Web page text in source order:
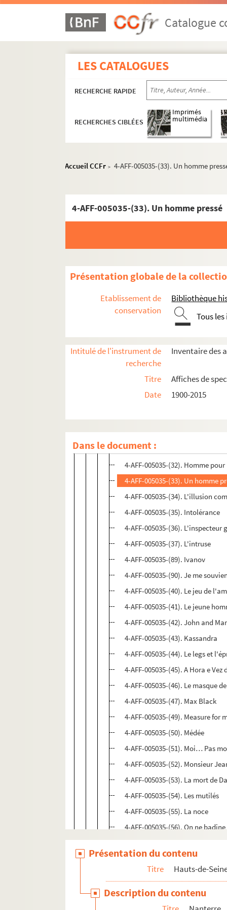
Catalogue
LES CATALOGUES
RECHERCHE RAPIDE
RECHERCHES CIBLÉES
Imprimés
multimédia
Accueil CCFr > 4-AFF-005035-(33). Un homme
4-AFF-005035-(33). Un homme pressé
Présentation globale de la
Etablissement de
conservation
Bibliothèque
Tous
Intitulé de l'instrument de
recherche
Inventaire des
Titre
Affiches de
Date
1900-2015
Dans le document :
4-AFF-005035-(06). Britannicus
4-AFF-005035-(88). Catherine
4-AFF-005035-(08). Ce que les
4-AFF-005035-(09). Le cerceau
4-AFF-005035-(10). La cigogne
4-AFF-005035-(11). Ciment
4-AFF-005035-(12). Le conte
4-AFF-005035-(14).
4-AFF-005035-(17). De la terre à
4-AFF-005035-(20). Dommage
4-AFF-005035-(22). L'église
4-AFF-005035-(23). L'Empire et
4-AFF-005035-(25). Fantasio ;
4-AFF-005035-(27). Festival
4-AFF-005035-(31). Guerre
4-AFF-005035-(32). Homme
4-AFF-005035-(33). Un homme
4-AFF-005035-(34). L'illusion
4-AFF-005035-(35). Intolérance
4-AFF-005035-(36). L'inspecteur
4-AFF-005035-(37). L'intruse
4-AFF-005035-(89). Ivanov
4-AFF-005035-(90). Je me
4-AFF-005035-(40). Le jeu de
4-AFF-005035-(41). Le jeune
4-AFF-005035-(42). John and
4-AFF-005035-(43). Kassandra
4-AFF-005035-(44). Le legs et
4-AFF-005035-(45). A Hora e
4-AFF-005035-(46). Le masque
4-AFF-005035-(47). Max Black
4-AFF-005035-(49). Measure for
4-AFF-005035-(50). Médée
4-AFF-005035-(51). Moi… Pas
4-AFF-005035-(52). Monsieur
4-AFF-005035-(53). La mort de
4-AFF-005035-(54). Les mutilés
4-AFF-005035-(55). La noce
4-AFF-005035-(56). On ne
4-AFF-005035-(58). Ou bien le
4-AFF-005035-(59). Pièce de
4-AFF-005035-(60). Princesses
4-AFF-005035-(61). Quai ouest
Présentation du contenu
Titre Hauts-de-
Description du contenu